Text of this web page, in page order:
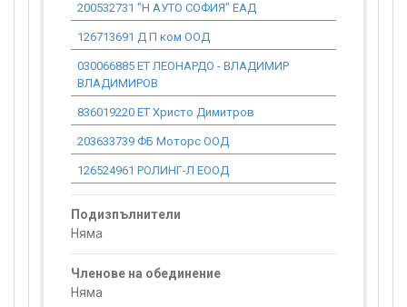
200532731 "Н АУТО СОФИЯ" ЕАД
126713691 Д П ком ООД
030066885 ЕТ ЛЕОНАРДО - ВЛАДИМИР
ВЛАДИМИРОВ
836019220 ЕТ Христо Димитров
203633739 ФБ Моторс ООД
126524961 РОЛИНГ-Л ЕООД
Подизпълнители
Няма
Членове на обединение
Няма